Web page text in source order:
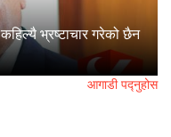
भ्रष्टाचार गरेको छैन
आगाडी पद्नुहोस